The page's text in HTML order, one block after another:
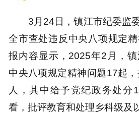
3月24日，镇江市纪委监
全市查处违反中央八项规定
报内容显示，2025年2月，
中央八项规定精神问题17起
人，其中给予党纪政务处分
看，批评教育和处理乡科级及